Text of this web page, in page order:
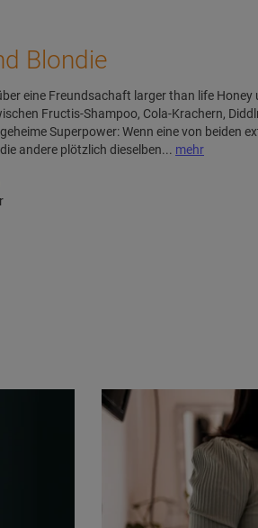
Blondie
eine Freundsachaft larger than life
Fructis-Shampoo, Cola-Krachern,
Superpower: Wenn eine von beiden
andere plötzlich dieselben... mehr